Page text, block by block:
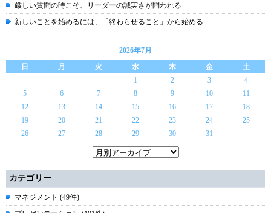
厳しい質問の時こそ、リーダーの誠実さが問われる
新しいことを始めるには、「終わらせること」から始める
2026年7月
日
月 火 水 木 金
土
1
2 3
4
5
6 7 8 9 10
11
12
13 14 15 16 17
18
19
20 21 22 23 24
25
26
27 28 29 30 31
カテゴリー
マネジメント (49件)